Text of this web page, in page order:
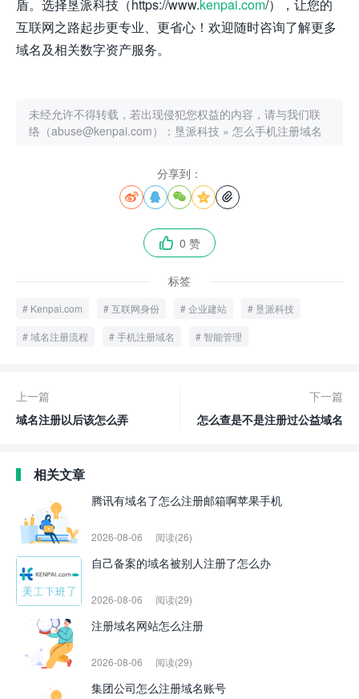
盾。选择垦派科技（https://www.kenpai.com/），让您的
互联网之路起步更专业、更省心！欢迎随时咨询了解更多
域名及相关数字资产服务。
未经允许不得转载，若出现侵犯您权益的内容，请与我们联
络（abuse@kenpai.com）： 垦派科技 » 怎么手机注册域名
分享到：
    
 0 赞
标签
Kenpai.com 互联网身份 企业建站 垦派科技
域名注册流程 手机注册域名 智能管理
上一篇
域名注册以后该怎么弄
下一篇
怎么查是不是注册过公益域名
相关文章
腾讯有域名了怎么注册邮箱啊苹果手机
2026-08-06 阅读(26)
自己备案的域名被别人注册了怎么办
2026-08-06 阅读(29)
注册域名网站怎么注册
2026-08-06 阅读(29)
集团公司怎么注册域名账号